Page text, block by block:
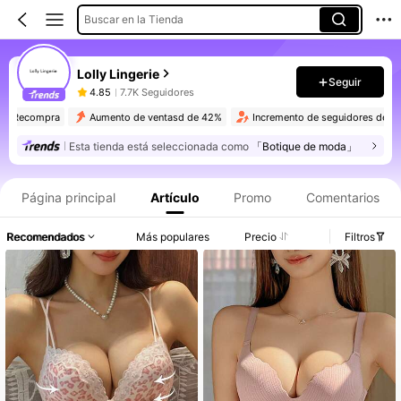
Buscar en la Tienda
Lolly Lingerie
4.85 7.7K Seguidores
Seguir
13K Recompra Aumento de ventasd de 42% Incremento de seguidores de
Esta tienda está seleccionada como 「Botique de moda」
Página principal Artículo Promo Comentarios
Recomendados Más populares Precio Filtros